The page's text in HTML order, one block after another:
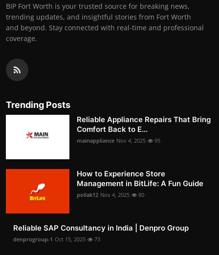
BIP Fort Worth is your trusted source for breaking news,
trending updates, and insightful stories from Fort Worth
and beyond. Stay connected with real-time and professional
coverage.
Trending Posts
Reliable Appliance Repairs That Bring
Comfort Back to E...
mainappliance Nov 4, 2025 95
How to Experience Store
Management in BitLife: A Fun Guide
pollak12 Nov 4, 2025 80
Reliable SAP Consultancy in India | Denpro Group
denprogroup-1 Oct 15, 2025 73